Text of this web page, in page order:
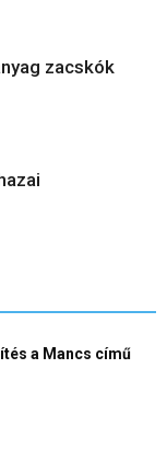
zacskók
a Mancs című